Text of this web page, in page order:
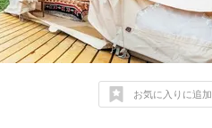
お気に入りに追加